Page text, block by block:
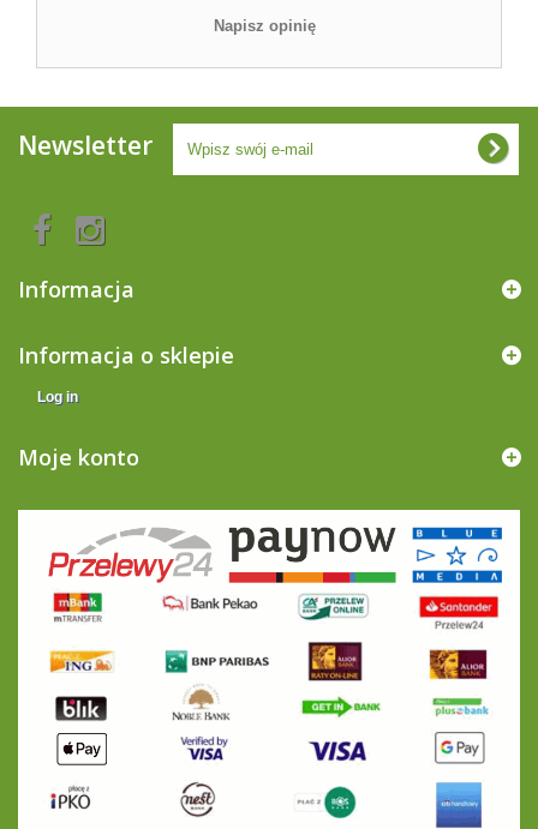
Napisz opinię
Newsletter
Informacja
Informacja o sklepie
Log in
Moje konto